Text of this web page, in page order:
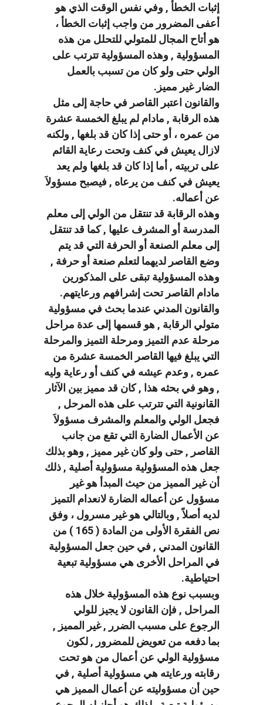
إثبات الخطأ , وفي نفس الوقت الذي هو
أعفى المضرور من واجب إثبات الخطأ ،
هو أتاح المجال للمتولي للتحلل من هذه
المسؤولية , وهذه المسؤولية تترتب على
الولي حتى ولو كان من تسبب بالعمل
الضار غير مميز.
والقانون اعتبر القاصر في حاجة إلى مثل
هذه الرقابة , مادام لم يبلغ الخمسة عشرة
من عمره ، أو حتى إذا كان قد بلغها , ولكنه
لازال يعيش في كنف وتحت رعاية القائم
على تربيته , أما إذا كان قد بلغها ولم يعد
يعيش في كنف من يرعاه , فيصبح مسؤولاَ
عن أعماله.
وهذه الرقابة قد تنتقل من الولي إلى معلم
المدرسة أو المشرف عليها , كما قد تنتقل
إلى معلم الصنعة أو الحرفة التي قد يتم
وضع القاصر لديهما لتعلم صنعة أو حرفة ,
وهذه المسؤولية تبقى على المذكورين
مادام القاصر تحت إشرافهم ورعايتهم.
والقانون المدني عندما بحث في مسؤولية
متولي الرقابة , هو قسمها إلى عدة مراحل
مرحلة عدم التميز ومرحلة التميز والمرحلة
التي يبلغ فيها القاصر الخمسة عشرة من
عمره , وعدم عيشه في كنف أو رعاية وليه
, وهو في بحثه هذا , كان قد مميز بين الآثار
القانونية التي تترتب على هذه المرحل ,
فجعل الولي والمعلم والمشرف مسؤولاَ
عن الأعمال الضارة التي تقع من جانب
القاصر , حتى ولو كان غير مميز , وهو بذلك
جعل هذه المسؤولية مسؤولية أصلية , ذلك
أن غير المميز من حيث المبدأ هو غير
مسؤول عن أعماله الضارة لانعدام التميز
لديه أصلاً , وبالتالي هو غير مسرول ، وفق
نص الفقرة الأولى من المادة ( 165 ) من
القانون المدني , في حين جعل المسؤولية
في المراحل الأخرى هي مسؤولية تبعية
احتياطية.
وبسبب نوع هذه المسؤولية خلال هذه
المراحل , فإن القانون لا يجيز للولي
الرجوع على مسبب الضرر , غير المميز ,
بما دفعه من تعويض للمضرور , لكون
مسؤولية الولي عن أعمال من هو تحت
رقابته ورعايته هي مسؤولية أصلية , في
حين أن مسؤوليته عن أعمال المميز هي